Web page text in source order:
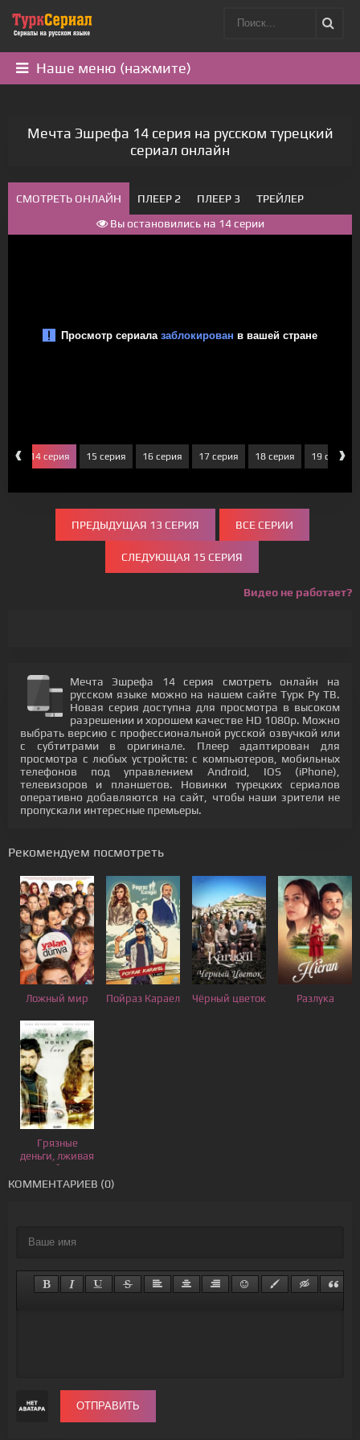
Наше меню (нажмите)
Мечта Эшрефа 14 серия на русском турецкий
сериал онлайн
СМОТРЕТЬ ОНЛАЙН ПЛЕЕР 2 ПЛЕЕР 3
ТРЕЙЛЕР
Вы остановились на 14 серии
‹ 14 серия 15 серия 16 серия 17 серия 18 серия 19 серия
›
ПРЕДЫДУЩАЯ 13 СЕРИЯ ВСЕ СЕРИИ
СЛЕДУЮЩАЯ 15 СЕРИЯ
Видео не работает?
Мечта Эшрефа 14 серия смотреть онлайн на
русском языке можно на нашем сайте Турк Ру ТВ.
Новая серия доступна для просмотра в высоком
разрешении и хорошем качестве HD 1080p. Можно
выбрать версию с профессиональной русской озвучкой или
с субтитрами в оригинале. Плеер адаптирован для
просмотра с любых устройств: с компьютеров, мобильных
телефонов под управлением Android, IOS (iPhone),
телевизоров и планшетов. Новинки турецких сериалов
оперативно добавляются на сайт, чтобы наши зрители не
пропускали интересные премьеры.
Рекомендуем посмотреть
Ложный мир Пойраз Караел Чёрный цветок Разлука
Грязные
деньги, лживая
любовь
КОММЕНТАРИЕВ (0)
ОТПРАВИТЬ